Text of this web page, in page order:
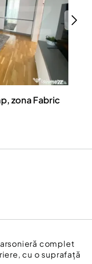
zona Fabric
complet
cu o suprafață